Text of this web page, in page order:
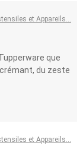
et Appareils...
que
du zeste
et Appareils...